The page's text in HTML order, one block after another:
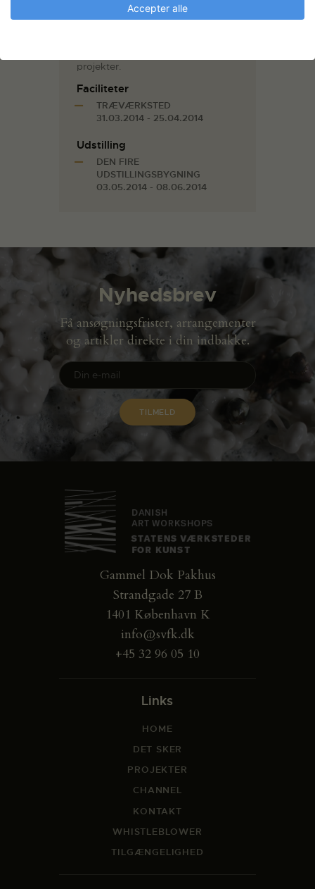
Har udstillet ved bl.a.Copenhagen
projekter.
Faciliteter
TRÆVÆRKSTED
31.03.2014 - 25.04.2014
Udstilling
DEN FIRE
UDSTILLINGSBYGNING
03.05.2014 - 08.06.2014
Nyhedsbrev
Få ansøgningsfrister, arrangementer
og artikler direkte i din indbakke.
Gammel Dok Pakhus
Strandgade 27 B
1401 København K
info@svfk.dk
+45 32 96 05 10
Links
HOME
DET SKER
PROJEKTER
CHANNEL
KONTAKT
WHISTLEBLOWER
TILGÆNGELIGHED
Accepter alle